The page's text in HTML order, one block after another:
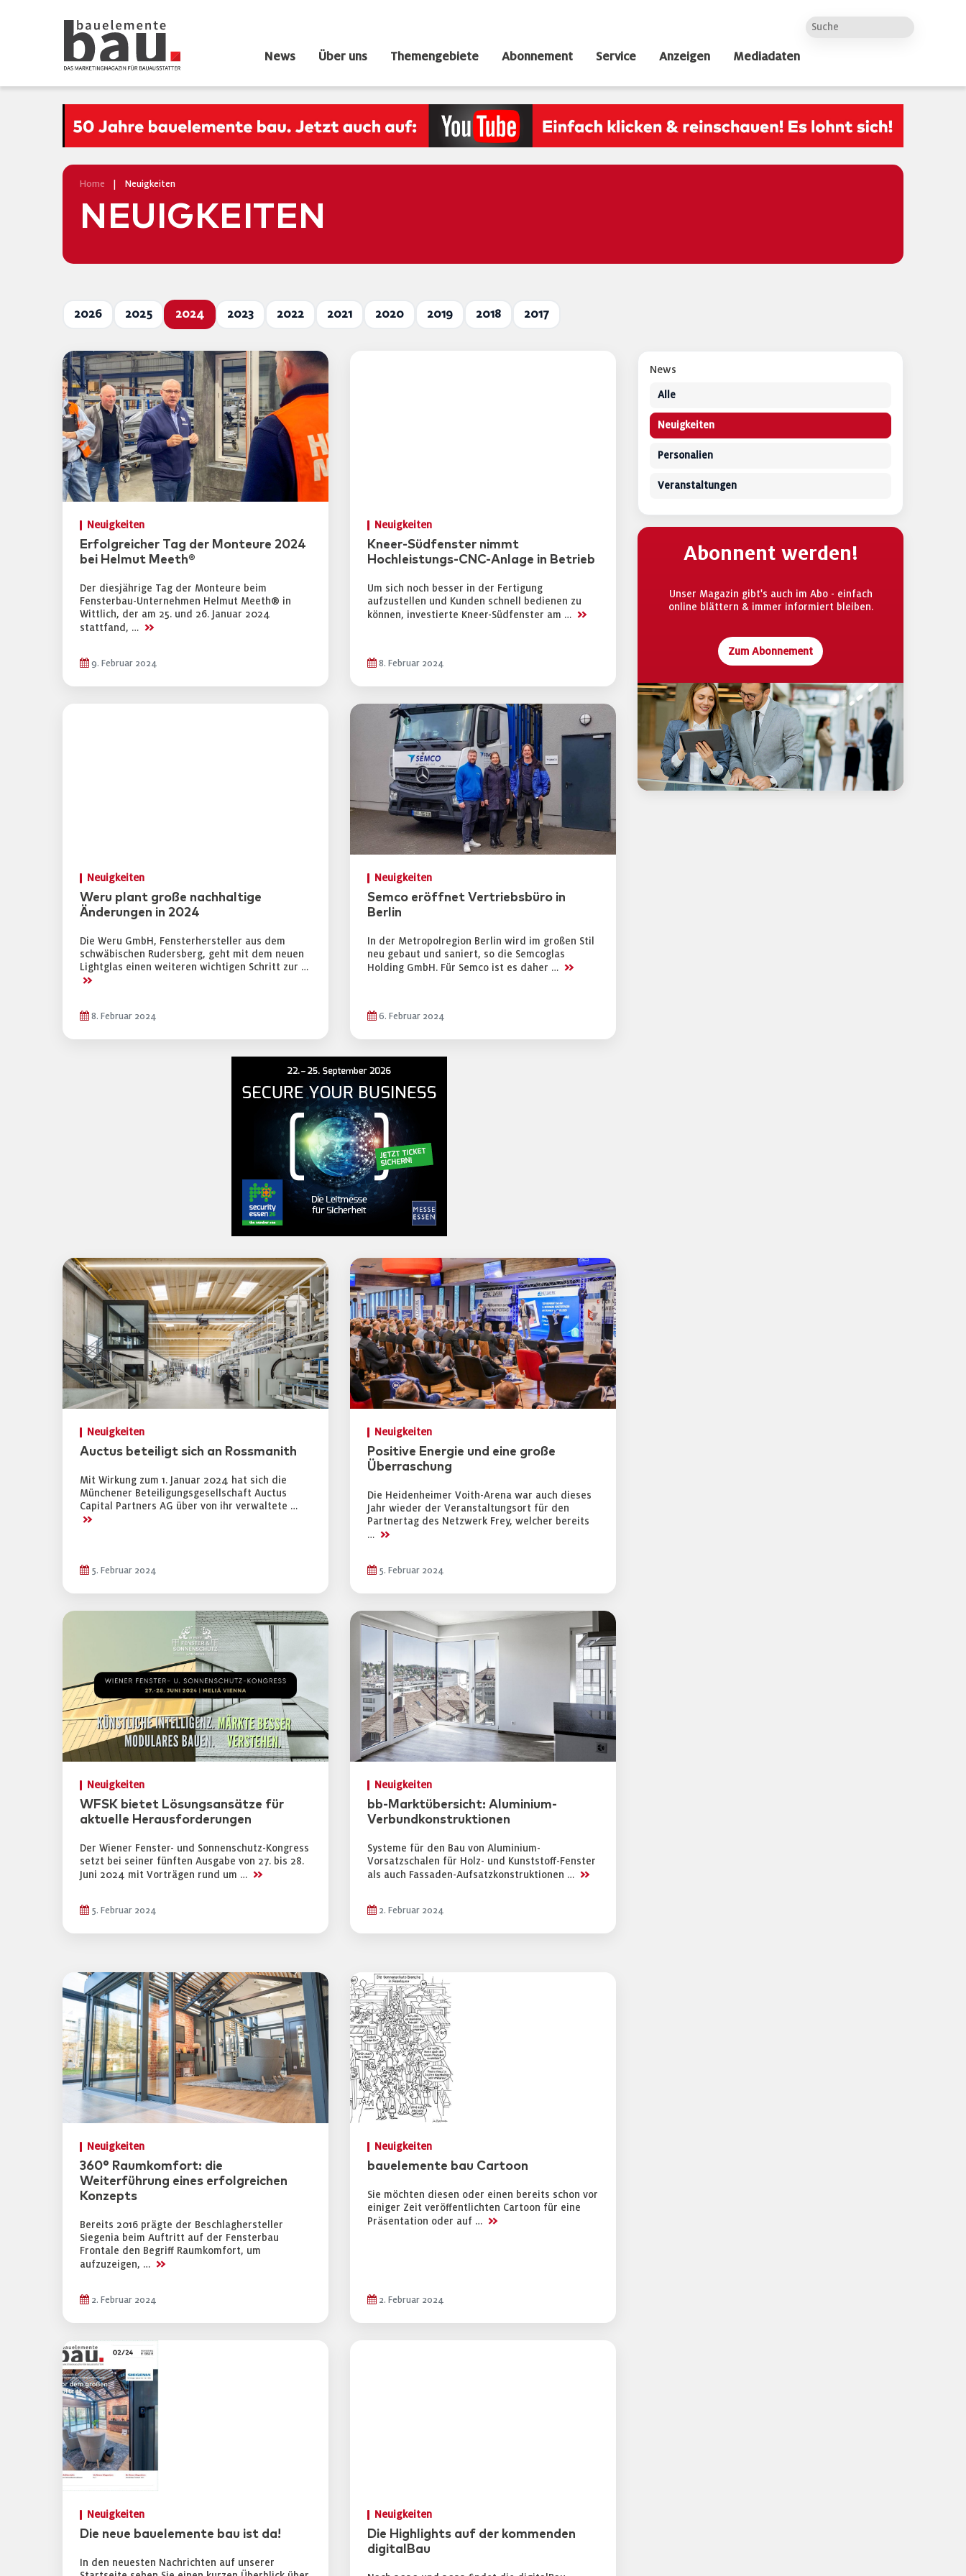
News Über uns Themengebiete Abonnement Service Anzeigen Mediadaten
Home Neuigkeiten
NEUIGKEITEN
2026 2025 2024 2023 2022 2021 2020 2019 2018 2017
Neuigkeiten
Erfolgreicher Tag der Monteure 2024
bei Helmut Meeth®
Der diesjährige Tag der Monteure beim
Fensterbau-Unternehmen Helmut Meeth® in
Wittlich, der am 25. und 26. Januar 2024
stattfand, … >>
9. Februar 2024
Neuigkeiten
Kneer-Südfenster nimmt
Hochleistungs-CNC-Anlage in Betrieb
Um sich noch besser in der Fertigung
aufzustellen und Kunden schnell bedienen zu
können, investierte Kneer-Südfenster am … >>
8. Februar 2024
Neuigkeiten
Weru plant große nachhaltige
Änderungen in 2024
Die Weru GmbH, Fensterhersteller aus dem
schwäbischen Rudersberg, geht mit dem neuen
Lightglas einen weiteren wichtigen Schritt zur …
>>
8. Februar 2024
Neuigkeiten
Semco eröffnet Vertriebsbüro in
Berlin
In der Metropolregion Berlin wird im großen Stil
neu gebaut und saniert, so die Semcoglas
Holding GmbH. Für Semco ist es daher … >>
6. Februar 2024
Neuigkeiten
Auctus beteiligt sich an Rossmanith
Mit Wirkung zum 1. Januar 2024 hat sich die
Münchener Beteiligungsgesellschaft Auctus
Capital Partners AG über von ihr verwaltete …
>>
5. Februar 2024
Neuigkeiten
Positive Energie und eine große
Überraschung
Die Heidenheimer Voith-Arena war auch dieses
Jahr wieder der Veranstaltungsort für den
Partnertag des Netzwerk Frey, welcher bereits
… >>
5. Februar 2024
Neuigkeiten
WFSK bietet Lösungsansätze für
aktuelle Herausforderungen
Der Wiener Fenster- und Sonnenschutz-Kongress
setzt bei seiner fünften Ausgabe von 27. bis 28.
Juni 2024 mit Vorträgen rund um … >>
5. Februar 2024
Neuigkeiten
bb-Marktübersicht: Aluminium-
Verbundkonstruktionen
Systeme für den Bau von Aluminium-
Vorsatzschalen für Holz- und Kunststoff-Fenster
als auch Fassaden-Aufsatzkonstruktionen … >>
2. Februar 2024
Neuigkeiten
360° Raumkomfort: die
Weiterführung eines erfolgreichen
Konzepts
Bereits 2016 prägte der Beschlaghersteller
Siegenia beim Auftritt auf der Fensterbau
Frontale den Begriff Raumkomfort, um
aufzuzeigen, … >>
2. Februar 2024
Neuigkeiten
bauelemente bau Cartoon
Sie möchten diesen oder einen bereits schon vor
einiger Zeit veröffentlichten Cartoon für eine
Präsentation oder auf … >>
2. Februar 2024
Neuigkeiten
Die neue bauelemente bau ist da!
In den neuesten Nachrichten auf unserer
Neuigkeiten
Die Highlights auf der kommenden
digitalBau
News
Alle
Neuigkeiten
Personalien
Veranstaltungen
Abonnent werden!
Unser Magazin gibt's auch im Abo - einfach
online blättern & immer informiert bleiben.
Zum Abonnement